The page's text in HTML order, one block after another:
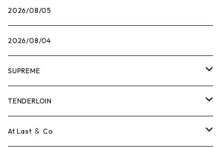
2026/08/05
2026/08/04
SUPREME
Tシャツ
ロンTEE
TENDERLOIN
Tシャツ
At Last ＆ Co